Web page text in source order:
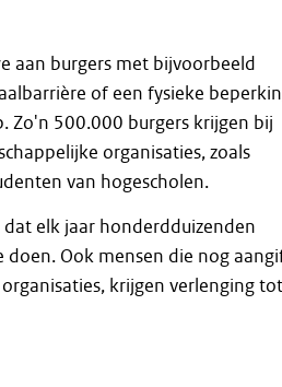
aan burgers met bijvoorbeeld
of een fysieke
Zo'n 500.000 burgers krijgen bij
organisaties, zoals
van hogescholen.
elk jaar honderdduizenden
Ook mensen die nog
krijgen verlenging